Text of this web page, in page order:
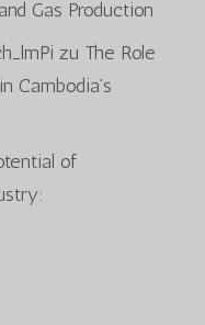
Gas Production
zu The Role
Cambodia’s
of